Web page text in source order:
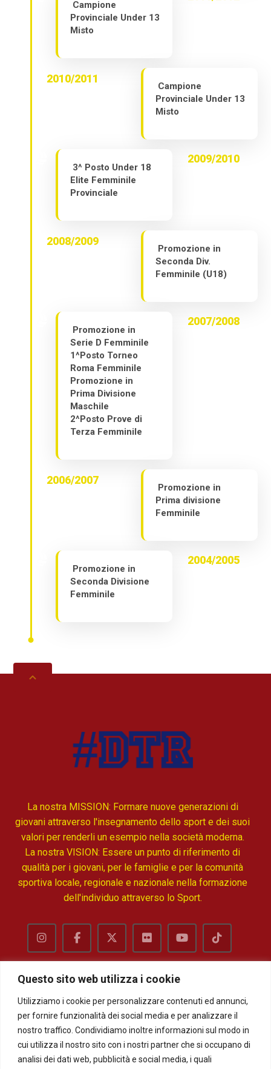
Questo sito web utilizza i cookie
Utilizziamo i cookie per personalizzare contenuti ed annunci,
per fornire funzionalità dei social media e per analizzare il
nostro traffico. Condividiamo inoltre informazioni sul modo in
cui utilizza il nostro sito con i nostri partner che si occupano di
analisi dei dati web, pubblicità e social media, i quali
Campione
Provinciale Under 13
Misto
2010/2011
Campione
Provinciale Under 13
Misto
2009/2010
3^ Posto Under 18
Elite Femminile
Provinciale
2008/2009
Promozione in
Seconda Div.
Femminile (U18)
2007/2008
Promozione in
Serie D Femminile
1^Posto Torneo
Roma Femminile
Promozione in
Prima Divisione
Maschile
2^Posto Prove di
Terza Femminile
2006/2007
Promozione in
Prima divisione
Femminile
2004/2005
Promozione in
Seconda Divisione
Femminile
La nostra MISSION: Formare nuove generazioni di
giovani attraverso l'insegnamento dello sport e dei suoi
valori per renderli un esempio nella società moderna.
La nostra VISION: Essere un punto di riferimento di
qualità per i giovani, per le famiglie e per la comunità
sportiva locale, regionale e nazionale nella formazione
dell'individuo attraverso lo Sport.
Privacy Termini e condizioni
Modelli Organizzativi e codice di